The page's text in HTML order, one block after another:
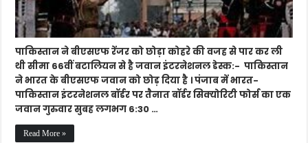
ली
थी
सीमा
पाकिस्तान ने बीएसएफ रेंजर को छोड़ा कोहरे की वजह से पार कर ली
थी सीमा 66वीं बटालियन से है जवान इंटरनेशनल डेस्क:- पाकिस्तान
ने भारत के बीएसएफ जवान को छोड़ दिया है । पंजाब में भारत-
पाकिस्तान इंटरनेशनल बॉर्डर पर तैनात बॉर्डर सिक्योरिटी फोर्स का एक
जवान गुरुवार सुबह लगभग 6:30 …
Read More »